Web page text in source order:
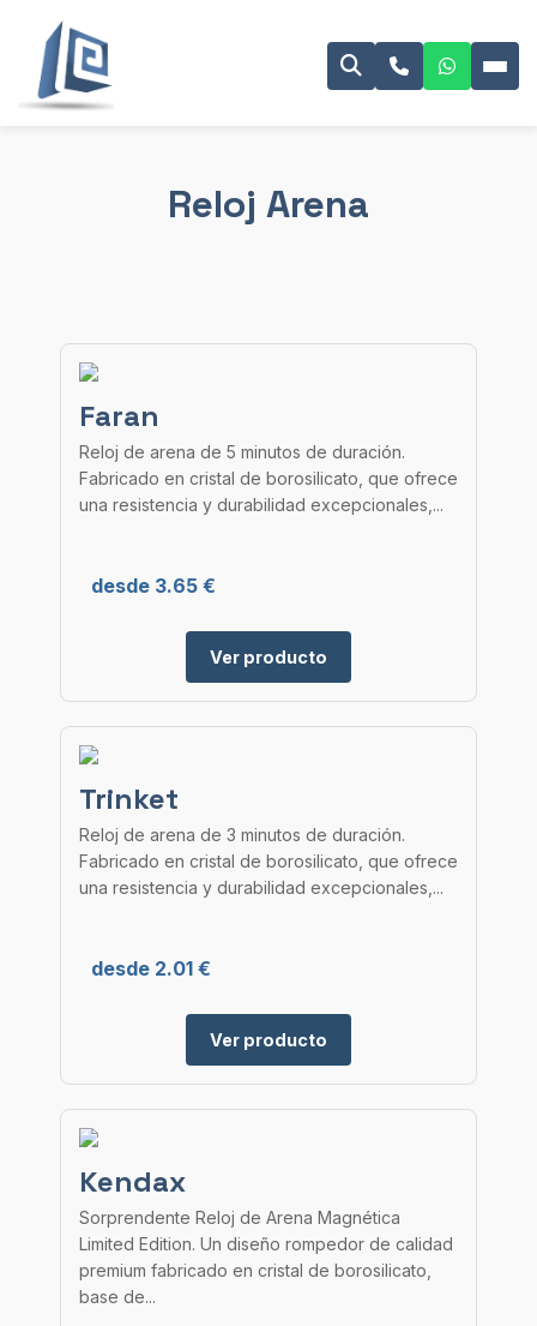
Reloj Arena
Faran
Reloj de arena de 5 minutos de duración.
Fabricado en cristal de borosilicato, que ofrece
una resistencia y durabilidad excepcionales,...
desde 3.65 €
Ver producto
Trinket
Reloj de arena de 3 minutos de duración.
Fabricado en cristal de borosilicato, que ofrece
una resistencia y durabilidad excepcionales,...
desde 2.01 €
Ver producto
Kendax
Sorprendente Reloj de Arena Magnética
Limited Edition. Un diseño rompedor de calidad
premium fabricado en cristal de borosilicato,
base de...